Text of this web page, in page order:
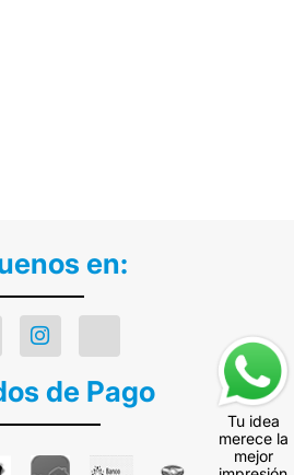
en:
de Pago
Tu idea
merece la
mejor